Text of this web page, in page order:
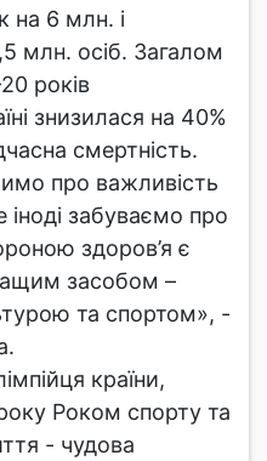
на 6 млн. і
млн. осіб. Загалом
років
знизилася на 40%
смертність.
про важливість
іноді забуваємо про
здоров’я є
засобом –
та спортом», -
країни,
Роком спорту та
- чудова